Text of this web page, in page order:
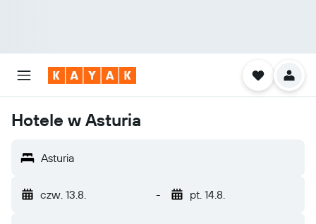
Hotele w Asturia
Asturia
czw. 13.8. - pt. 14.8.